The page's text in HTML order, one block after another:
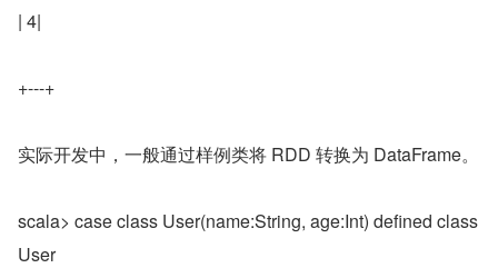
| 4|
+---+
实际开发中，一般通过样例类将 RDD 转换为 DataFrame。
scala> case class User(name:String, age:Int) defined class
User